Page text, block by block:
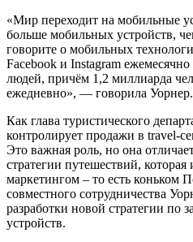
«Мир переходит на мобильные
больше мобильных устройств,
говорите о мобильных
Facebook и Instagram
людей, причём 1,2 миллиарда
ежедневно», — говорила Уорнер.
Как глава туристического
контролирует продажи в travel-
Это важная роль, но она
стратегии путешествий,
маркетингом – то есть коньком
совместного сотрудничества
разработки новой стратегии по
устройств.